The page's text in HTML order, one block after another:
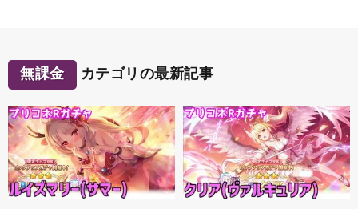
無課金 カテゴリの最新記事